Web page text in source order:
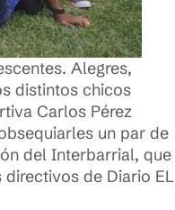
Alegres,
distintos chicos
Carlos Pérez
un par de
del Interbarrial, que
de Diario EL